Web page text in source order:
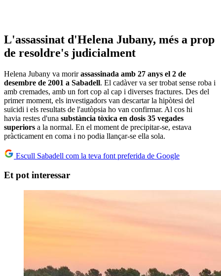
L'assassinat d'Helena Jubany, més a prop
de resoldre's judicialment
Helena Jubany va morirassassinada amb 27 anys el 2 de
desembre de 2001 a Sabadell. El cadàver va ser trobat sense roba i
amb cremades, amb un fort cop al cap i diverses fractures. Des del
primer moment, els investigadors van descartar la hipòtesi del
suïcidi i els resultats de l'autòpsia ho van confirmar. Al cos hi
havia restes d'una substància tòxica en dosis 35 vegades
superiors a la normal. En el moment de precipitar-se, estava
pràcticament en coma i no podia llançar-se ella sola.
Escull Sabadell com la teva font preferida de Google
Et pot interessar